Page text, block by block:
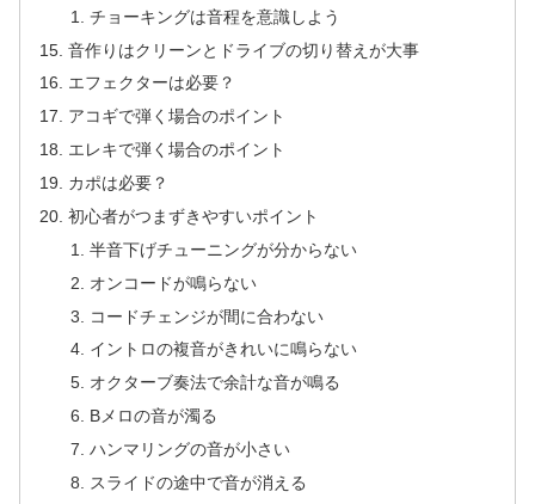
チョーキングは音程を意識しよう
音作りはクリーンとドライブの切り替えが大事
エフェクターは必要？
アコギで弾く場合のポイント
エレキで弾く場合のポイント
カポは必要？
初心者がつまずきやすいポイント
半音下げチューニングが分からない
オンコードが鳴らない
コードチェンジが間に合わない
イントロの複音がきれいに鳴らない
オクターブ奏法で余計な音が鳴る
Bメロの音が濁る
ハンマリングの音が小さい
スライドの途中で音が消える